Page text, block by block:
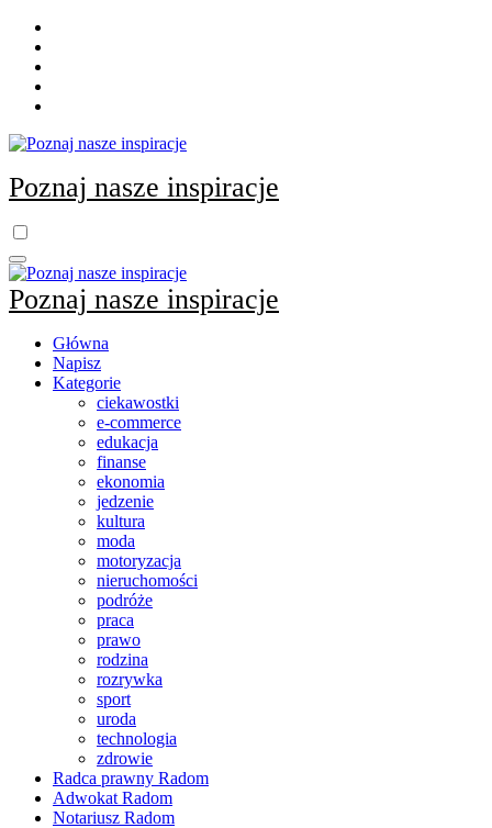
Skip
content
Poznaj nasze inspiracje
Poznaj nasze inspiracje
Główna
Napisz
Kategorie
ciekawostki
e-commerce
edukacja
finanse
ekonomia
jedzenie
kultura
moda
motoryzacja
nieruchomości
podróże
praca
prawo
rodzina
rozrywka
sport
uroda
technologia
zdrowie
Radca prawny Radom
Adwokat Radom
Notariusz Radom